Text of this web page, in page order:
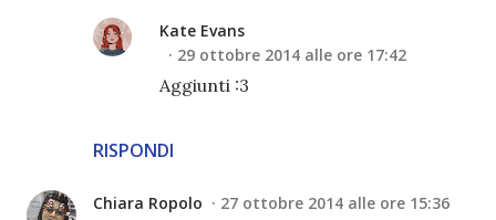
RISPONDI
Kate Evans
29 ottobre 2014 alle ore 17:42
Aggiunti :3
Chiara Ropolo 27 ottobre 2014 alle ore 15:36